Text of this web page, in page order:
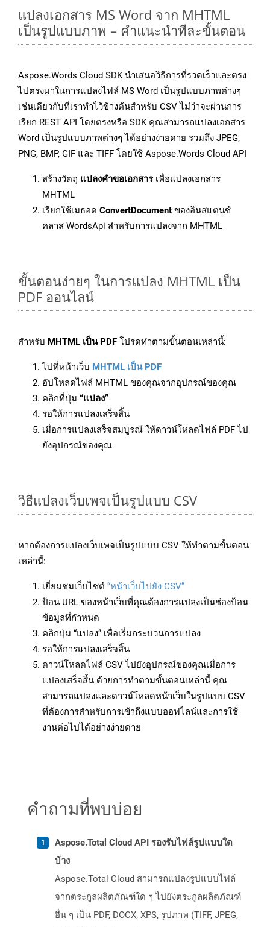
แปลงเอกสาร MS Word จาก MHTML
เป็นรูปแบบภาพ – คำแนะนำทีละขั้นตอน
Aspose.Words Cloud SDK นำเสนอวิธีการที่รวดเร็วและตรง
ไปตรงมาในการแปลงไฟล์ MS Word เป็นรูปแบบภาพต่างๆ
เช่นเดียวกับที่เราทำไว้ข้างต้นสำหรับ CSV ไม่ว่าจะผ่านการ
เรียก REST API โดยตรงหรือ SDK คุณสามารถแปลงเอกสาร
Word เป็นรูปแบบภาพต่างๆ ได้อย่างง่ายดาย รวมถึง JPEG,
PNG, BMP, GIF และ TIFF โดยใช้ Aspose.Words Cloud API
สร้างวัตถุ แปลงคำขอเอกสารเพื่อแปลงเอกสาร
MHTML
เรียกใช้เมธอด ConvertDocument ของอินสแตนซ์
คลาส WordsApi สำหรับการแปลงจาก MHTML
ขั้นตอนง่ายๆ ในการแปลง MHTML เป็น
PDF ออนไลน์
สำหรับ MHTML เป็น PDF โปรดทำตามขั้นตอนเหล่านี้:
ไปที่หน้าเว็บ MHTML เป็น PDF
อัปโหลดไฟล์ MHTML ของคุณจากอุปกรณ์ของคุณ
คลิกที่ปุ่ม “แปลง”
รอให้การแปลงเสร็จสิ้น
เมื่อการแปลงเสร็จสมบูรณ์ ให้ดาวน์โหลดไฟล์ PDF ไป
ยังอุปกรณ์ของคุณ
วิธีแปลงเว็บเพจเป็นรูปแบบ CSV
หากต้องการแปลงเว็บเพจเป็นรูปแบบ CSV ให้ทำตามขั้นตอน
เหล่านี้:
เยี่ยมชมเว็บไซต์ “หน้าเว็บไปยัง CSV”
ป้อน URL ของหน้าเว็บที่คุณต้องการแปลงเป็นช่องป้อน
ข้อมูลที่กำหนด
คลิกปุ่ม “แปลง” เพื่อเริ่มกระบวนการแปลง
รอให้การแปลงเสร็จสิ้น
ดาวน์โหลดไฟล์ CSV ไปยังอุปกรณ์ของคุณเมื่อการ
แปลงเสร็จสิ้น ด้วยการทำตามขั้นตอนเหล่านี้ คุณ
สามารถแปลงและดาวน์โหลดหน้าเว็บในรูปแบบ CSV
ที่ต้องการสำหรับการเข้าถึงแบบออฟไลน์และการใช้
งานต่อไปได้อย่างง่ายดาย
คำถามที่พบบ่อย
Aspose.Total Cloud API รองรับไฟล์รูปแบบใด
บ้าง
Aspose.Total Cloud สามารถแปลงรูปแบบไฟล์
จากตระกูลผลิตภัณฑ์ใด ๆ ไปยังตระกูลผลิตภัณฑ์
อื่น ๆ เป็น PDF, DOCX, XPS, รูปภาพ (TIFF, JPEG,